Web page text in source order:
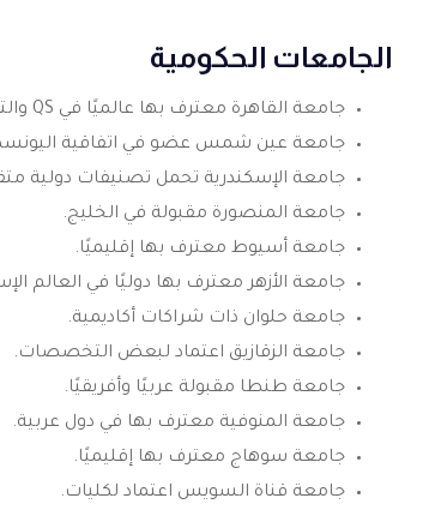
الجامعات الحكومية
جامعة القاهرة معترف بها عالميًا في QS والتايمز.
جامعة عين شمس عضو في اتفاقية
جامعة الإسكندرية تحمل تصنيفات دولية
جامعة المنصورة مقبولة في الخليج.
جامعة أسيوط معترف بها إقليميًا.
جامعة الأزهر معترف بها دوليًا في العالم
جامعة حلوان ذات شراكات أكاديمية.
جامعة الزقازيق اعتماد لبعض التخصصات.
جامعة طنطا مقبولة عربيًا وأفريقيًا.
جامعة المنوفية معترف بها في دول عربية.
جامعة سوهاج معترف بها إقليميًا.
جامعة قناة السويس اعتماد لكليات.